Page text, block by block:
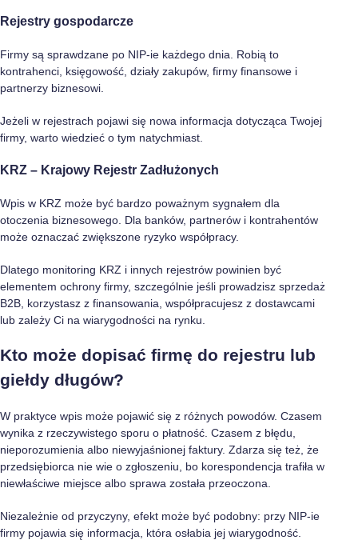
Rejestry gospodarcze
Firmy są sprawdzane po NIP-ie każdego dnia. Robią to
kontrahenci, księgowość, działy zakupów, firmy finansowe i
partnerzy biznesowi.
Jeżeli w rejestrach pojawi się nowa informacja dotycząca Twojej
firmy, warto wiedzieć o tym natychmiast.
KRZ – Krajowy Rejestr Zadłużonych
Wpis w KRZ może być bardzo poważnym sygnałem dla
otoczenia biznesowego. Dla banków, partnerów i kontrahentów
może oznaczać zwiększone ryzyko współpracy.
Dlatego monitoring KRZ i innych rejestrów powinien być
elementem ochrony firmy, szczególnie jeśli prowadzisz sprzedaż
B2B, korzystasz z finansowania, współpracujesz z dostawcami
lub zależy Ci na wiarygodności na rynku.
Kto może dopisać firmę do rejestru lub
giełdy długów?
W praktyce wpis może pojawić się z różnych powodów. Czasem
wynika z rzeczywistego sporu o płatność. Czasem z błędu,
nieporozumienia albo niewyjaśnionej faktury. Zdarza się też, że
przedsiębiorca nie wie o zgłoszeniu, bo korespondencja trafiła w
niewłaściwe miejsce albo sprawa została przeoczona.
Niezależnie od przyczyny, efekt może być podobny: przy NIP-ie
firmy pojawia się informacja, która osłabia jej wiarygodność.